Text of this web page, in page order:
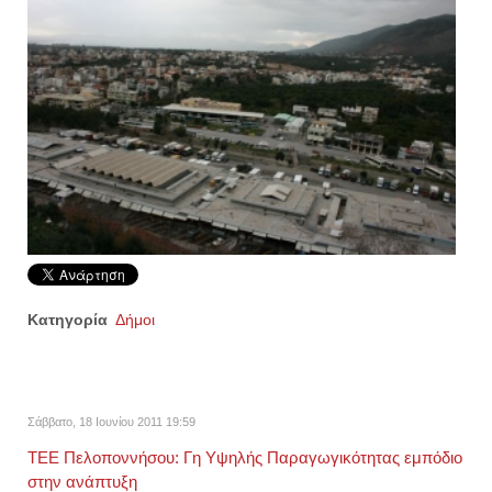
Κατηγορία Δήμοι
Σάββατο, 18 Ιουνίου 2011 19:59
ΤΕΕ Πελοποννήσου: Γη Υψηλής Παραγωγικότητας εμπόδιο
στην ανάπτυξη